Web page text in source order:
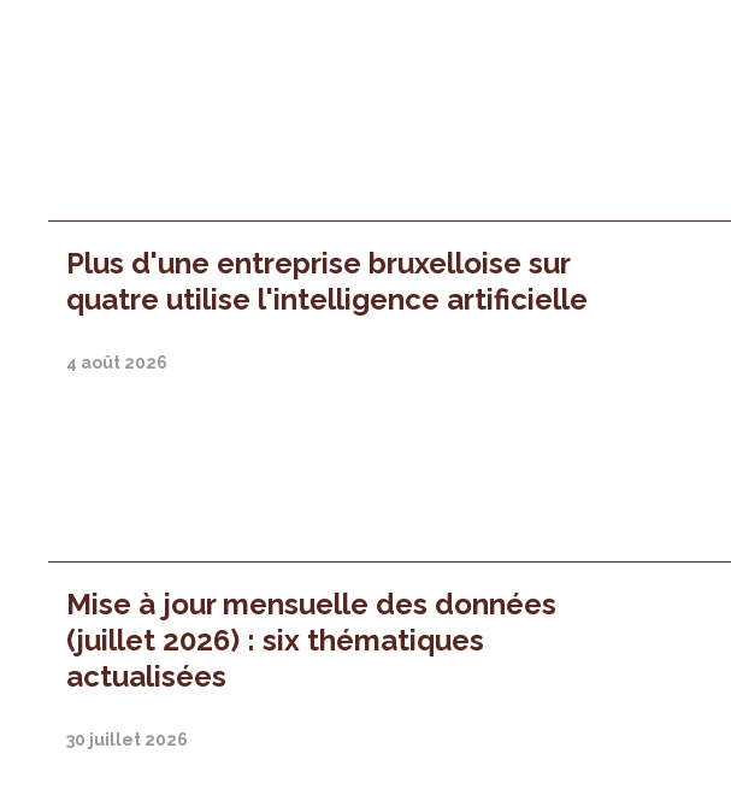
Plus d'une entreprise bruxelloise sur
quatre utilise l'intelligence artificielle
4 août 2026
Mise à jour mensuelle des données
(juillet 2026) : six thématiques
actualisées
30 juillet 2026